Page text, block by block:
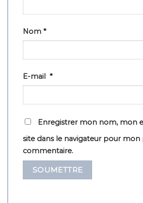
Nom *
E-mail *
Enregistrer mon nom, mon
site dans le navigateur pour mon
commentaire.